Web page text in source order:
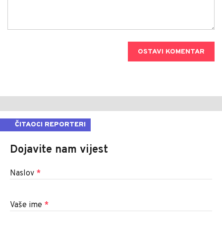
OSTAVI KOMENTAR
ČITAOCI REPORTERI
Dojavite nam vijest
Naslov *
Vaše ime *